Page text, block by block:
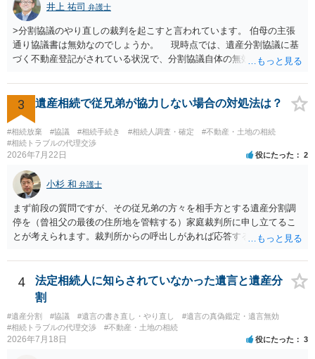
井上 祐司 弁護士
>分割協議のやり直しの裁判を起こすと言われています。 伯母の主張
通り協議書は無効なのでしょうか。 現時点では、遺産分割協議に基
づく不動産登記がされている状況で、分割協議自体の無効を裁判所が
方の訴訟の主張及び立証次第ですが、 ・御祖母様の認知能力に関する
医師の意見書、筆跡鑑定 が提出されればその効力が否定される可能性
はありますが、 ・伯母様自身が分割協議に加わっていること ・御祖母
様の意に反する遺産分割協議を行う実益が誰にあったかの立証が困難
であること からすると、実際に遺産分割協議の効力が否定される可能
性はそれほど高くない（立証のハードルは非常に高い）ということが
言えると思います。
3 遺産相続で従兄弟が協力しない場合の対処法は？
#相続放棄 #協議 #相続手続き #相続人調査・確定
#不動産・土地の相続
#相続トラブルの代理交渉
2026年7月22日 役にたった 2
小杉 和 弁護士
まず前段の質問ですが、その従兄弟の方々を相手方とする遺産分割調
停を（曾祖父の最後の住所地を管轄する）家庭裁判所に申し立てるこ
とが考えられます。裁判所からの呼出しがあれば応答する可能性がま
能と思われます。時間が思った以上にないので必要書類をてきぱきと
揃える必要があります。その点是非御注意ください。
4
法定相続人に知らされていなかった遺言と遺産分
割
#遺産分割 #協議 #遺言の書き直し・やり直し
#遺言の真偽鑑定・遺言無効
#相続トラブルの代理交渉
#不動産・土地の相続
2026年7月18日 役にたった 3